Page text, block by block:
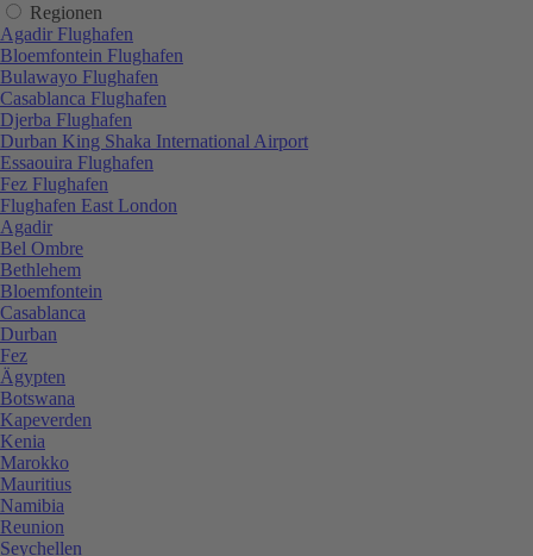
Regionen
Agadir Flughafen
Bloemfontein Flughafen
Bulawayo Flughafen
Casablanca Flughafen
Djerba Flughafen
Durban King Shaka International Airport
Essaouira Flughafen
Fez Flughafen
Flughafen East London
Agadir
Bel Ombre
Bethlehem
Bloemfontein
Casablanca
Durban
Fez
Ägypten
Botswana
Kapeverden
Kenia
Marokko
Mauritius
Namibia
Reunion
Seychellen